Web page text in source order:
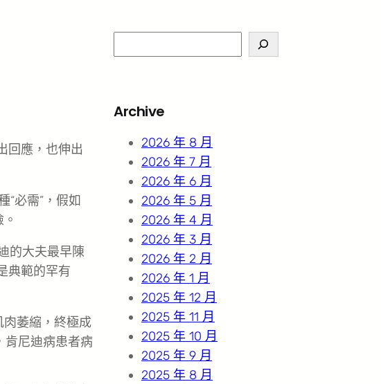
回應，也伸出
必需”，假如
的大夫最早陳
典範的罕有
萎縮，終極成
肯尼迪病患者病
e
c
Archive
2026 年 8 月
2026 年 7 月
2026 年 6 月
2026 年 5 月
2026 年 4 月
2026 年 3 月
2026 年 2 月
2026 年 1 月
2025 年 12 月
2025 年 11 月
2025 年 10 月
2025 年 9 月
2025 年 8 月